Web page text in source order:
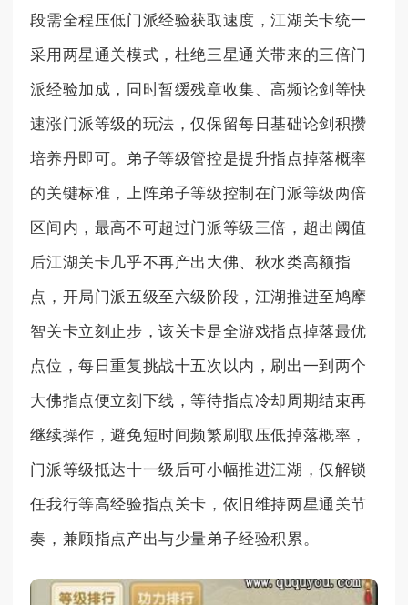
段需全程压低门派经验获取速度，江湖关卡统一
采用两星通关模式，杜绝三星通关带来的三倍门
派经验加成，同时暂缓残章收集、高频论剑等快
速涨门派等级的玩法，仅保留每日基础论剑积攒
培养丹即可。弟子等级管控是提升指点掉落概率
的关键标准，上阵弟子等级控制在门派等级两倍
区间内，最高不可超过门派等级三倍，超出阈值
后江湖关卡几乎不再产出大佛、秋水类高额指
点，开局门派五级至六级阶段，江湖推进至鸠摩
智关卡立刻止步，该关卡是全游戏指点掉落最优
点位，每日重复挑战十五次以内，刷出一到两个
大佛指点便立刻下线，等待指点冷却周期结束再
继续操作，避免短时间频繁刷取压低掉落概率，
门派等级抵达十一级后可小幅推进江湖，仅解锁
任我行等高经验指点关卡，依旧维持两星通关节
奏，兼顾指点产出与少量弟子经验积累。